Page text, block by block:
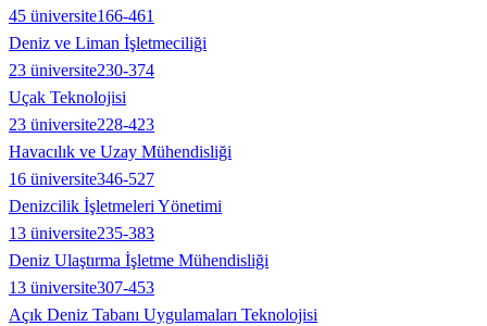
45 üniversite166-461
Deniz ve Liman İşletmeciliği
23 üniversite230-374
Uçak Teknolojisi
23 üniversite228-423
Havacılık ve Uzay Mühendisliği
16 üniversite346-527
Denizcilik İşletmeleri Yönetimi
13 üniversite235-383
Deniz Ulaştırma İşletme Mühendisliği
13 üniversite307-453
Açık Deniz Tabanı Uygulamaları Teknolojisi